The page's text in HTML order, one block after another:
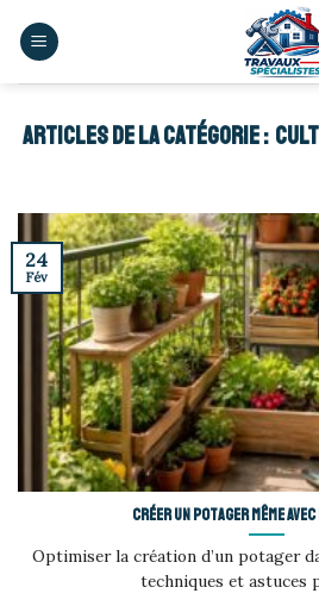
Créer un potager même avec
Optimiser la création d’un potager
techniques et astuces
24
Fév